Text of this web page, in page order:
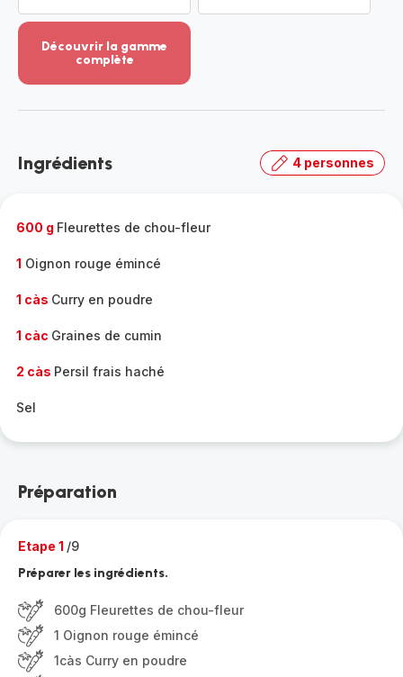
Découvrir la gamme
complète
-
gamme
Ingrédients 4 personnes
600 g Fleurettes de chou-fleur
1 Oignon rouge émincé
1 càs Curry en poudre
1 càc Graines de cumin
2 càs Persil frais haché
Sel
Préparation
Etape 1 /9
Préparer les ingrédients.
600g Fleurettes de chou-fleur
1 Oignon rouge émincé
1càs Curry en poudre